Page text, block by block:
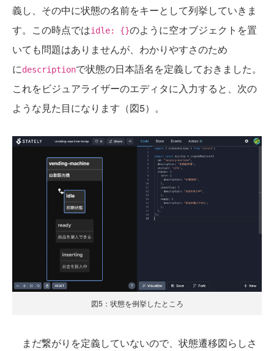
義し、その中に状態の名前をキーとして列挙していきま
す。この時点ではidle: {}のように空オブジェクトを置
いても問題はありませんが、わかりやすさのため
にdescriptionで状態の日本語名を定義しておきました。
これをビジュアライザーのエディタに入力すると、次の
ような見た目になります（図5）。
図5：状態を例挙したところ
まだ繋がりを定義していないので、状態遷移図らしさ